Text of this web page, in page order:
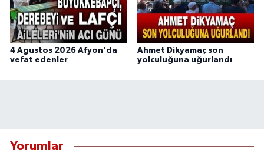
4 Agustos 2026 Afyon'da
vefat edenler
Ahmet Dikyamaç son
yolculuğuna uğurlandı
Yorumlar